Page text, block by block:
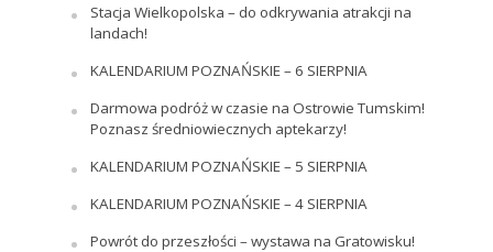
Stacja Wielkopolska – do odkrywania atrakcji na
landach!
KALENDARIUM POZNAŃSKIE – 6 SIERPNIA
Darmowa podróż w czasie na Ostrowie Tumskim!
Poznasz średniowiecznych aptekarzy!
KALENDARIUM POZNAŃSKIE – 5 SIERPNIA
KALENDARIUM POZNAŃSKIE – 4 SIERPNIA
Powrót do przeszłości – wystawa na Gratowisku!